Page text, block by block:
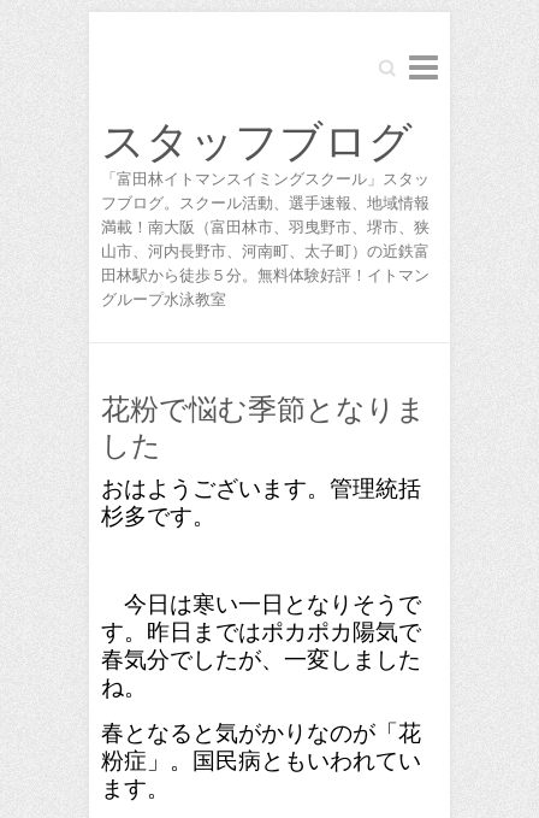
Search
スタッフブログ
「富田林イトマンスイミングスクール」スタッ
フブログ。スクール活動、選手速報、地域情報
満載！南大阪（富田林市、羽曳野市、堺市、狭
山市、河内長野市、河南町、太子町）の近鉄富
田林駅から徒歩５分。無料体験好評！イトマン
グループ水泳教室
花粉で悩む季節となりま
した
おはようございます。管理統括
杉多です。
今日は寒い一日となりそうで
す。昨日まではポカポカ陽気で
春気分でしたが、一変しました
ね。
春となると気がかりなのが「花
粉症」。国民病ともいわれてい
ます。